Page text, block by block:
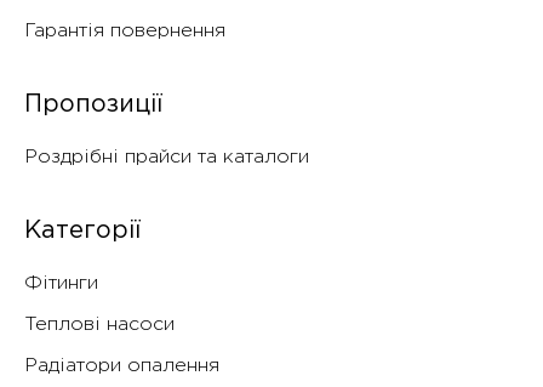
Гарантія повернення
Пропозиції
Роздрібні прайси та каталоги
Категорії
Фітинги
Теплові насоси
Радіатори опалення